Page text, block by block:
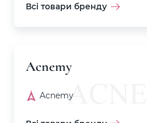
Всі товари бренду
Acnemy
Acnemy